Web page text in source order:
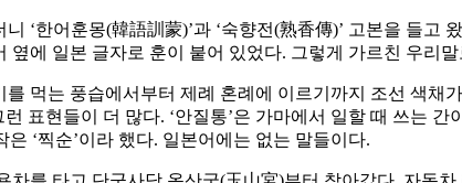
‘한어훈몽(韓語訓蒙)’과 ‘숙향전(熟香傳)’ 고본을 들고
옆에 일본 글자로 훈이 붙어 있었다. 그렇게 가르친 우리
먹는 풍습에서부터 제례 혼례에 이르기까지 조선 색채
표현들이 더 많다. ‘안질통’은 가마에서 일할 때 쓰는 간
‘찍순’이라 했다. 일본어에는 없는 말들이다.